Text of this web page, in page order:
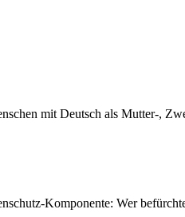
mit Deutsch als Mutter-,
Komponente: Wer